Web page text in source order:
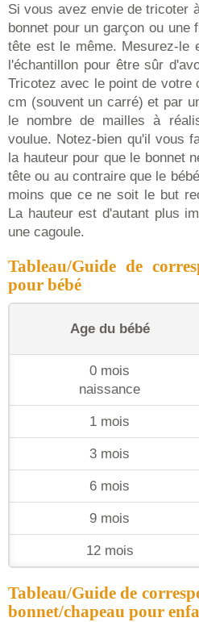
Si vous avez envie de tricoter
bonnet pour un garçon ou une
tête est le même. Mesurez-le
l'échantillon pour être sûr
Tricotez avec le point de votre
cm (souvent un carré) et par
le nombre de mailles à
voulue. Notez-bien qu'il vous
la hauteur pour que le bonnet
tête ou au contraire que le
moins que ce ne soit le but
La hauteur est d'autant plus
une cagoule.
Tableau/Guide de
pour bébé
Age du bébé
0 mois
naissance
1 mois
3 mois
6 mois
9 mois
12 mois
Tableau/Guide de
bonnet/chapeau pour